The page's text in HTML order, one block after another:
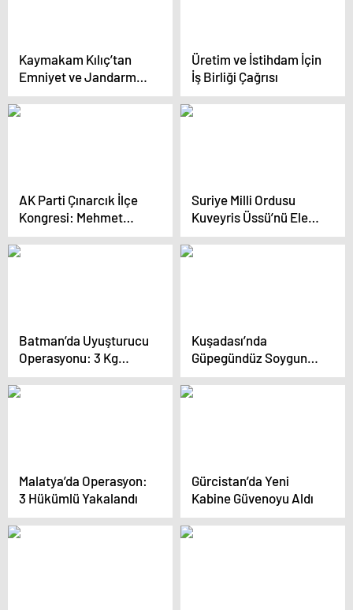
Kaymakam Kılıç’tan
Emniyet ve Jandarma
Ziyareti
Üretim ve İstihdam İçin
İş Birliği Çağrısı
AK Parti Çınarcık İlçe
Kongresi: Mehmet
Özalp Yeniden Başkan
Seçildi
Suriye Milli Ordusu
Kuveyris Üssü’nü Ele
Geçirdi
Batman’da Uyuşturucu
Operasyonu: 3 Kg
Metamfetamin Ele
Geçirildi
Kuşadası’nda
Güpegündüz Soygun
Girişimi
Malatya’da Operasyon:
3 Hükümlü Yakalandı
Gürcistan’da Yeni
Kabine Güvenoyu Aldı